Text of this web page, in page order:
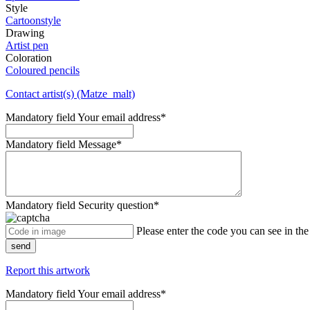
Style
Cartoonstyle
Drawing
Artist pen
Coloration
Coloured pencils
Contact artist(s) (Matze_malt)
Mandatory field Your email address*
Mandatory field Message*
Mandatory field Security question*
Please enter the code you can see in
send
Report this artwork
Mandatory field Your email address*